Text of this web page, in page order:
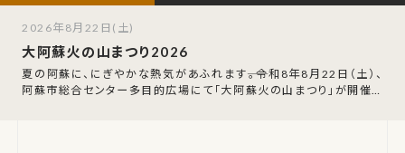
大阿蘇火の山まつり2026
夏の阿蘇に、にぎやかな熱気があふれます――。令和8年8月22日（土）、
阿蘇市総合センター多目的広場にて「大阿蘇火の山まつり」が開催さ
2026年8月22日(土)